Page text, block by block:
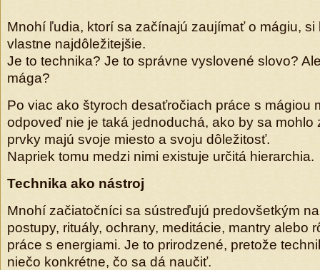
Mnohí ľudia, ktorí sa začínajú zaujímať o mágiu, si
vlastne najdôležitejšie.
Je to technika? Je to správne vyslovené slovo?
mága?
Po viac ako štyroch desaťročiach práce s mágiou
odpoveď nie je taká jednoduchá, ako by sa mohlo
prvky majú svoje miesto a svoju dôležitosť.
Napriek tomu medzi nimi existuje určitá hierarchia.
Technika ako nástroj
Mnohí začiatočníci sa sústreďujú predovšetkým
postupy, rituály, ochrany, meditácie, mantry alebo
práce s energiami. Je to prirodzené, pretože
niečo konkrétne, čo sa dá naučiť.